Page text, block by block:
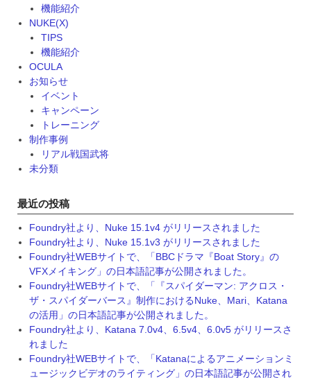
機能紹介
NUKE(X)
TIPS
機能紹介
OCULA
お知らせ
イベント
キャンペーン
トレーニング
制作事例
リアル戦国武将
未分類
最近の投稿
Foundry社より、Nuke 15.1v4 がリリースされました
Foundry社より、Nuke 15.1v3 がリリースされました
Foundry社WEBサイトで、「BBCドラマ『Boat Story』の
VFXメイキング」の日本語記事が公開されました。
Foundry社WEBサイトで、「『スパイダーマン: アクロス・
ザ・スパイダーバース』制作におけるNuke、Mari、Katana
の活用」の日本語記事が公開されました。
Foundry社より、Katana 7.0v4、6.5v4、6.0v5 がリリースさ
れました
Foundry社WEBサイトで、「Katanaによるアニメーションミ
ュージックビデオのライティング」の日本語記事が公開され